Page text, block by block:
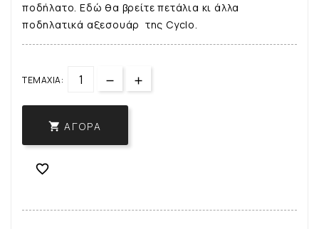
ποδήλατο. Εδώ θα βρείτε πετάλια κι άλλα
ποδηλατικά αξεσουάρ της Cyclo.
ΤΕΜΆΧΙΑ:
 ΑΓΟΡΆ
